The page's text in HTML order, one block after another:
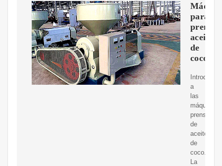
para
prensar
aceite
de
coco
a
las
máquinas
de
aceite
de
coco.
La